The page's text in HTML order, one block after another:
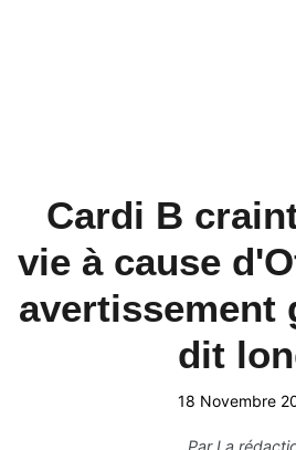
Cardi B
vie à cause
avertissement
dit
18 Novembre
ParLa